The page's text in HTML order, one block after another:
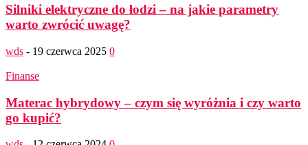
Silniki elektryczne do łodzi – na jakie parametry
warto zwrócić uwagę?
wds - 19 czerwca 2025 0
Finanse
Materac hybrydowy – czym się wyróżnia i czy warto
go kupić?